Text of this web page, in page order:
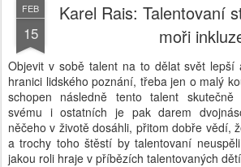
FEB
15
Karel Rais: Talentovaní
moři
Objevit v sobě talent na to dělat svět lepší
hranici lidského poznání, třeba jen o malý
schopen následně tento talent
svému i ostatních je pak darem
něčeho v životě dosáhli, přitom dobře vědí,
a trochy toho štěstí by talentovaní
jakou roli hraje v příbězích talentovaných